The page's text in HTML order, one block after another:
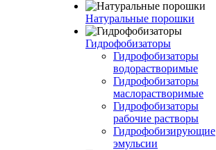
Натуральные порошки
Гидрофобизаторы
Гидрофобизаторы
водорастворимые
Гидрофобизаторы
маслорастворимые
Гидрофобизаторы
рабочие растворы
Гидрофобизирующие
эмульсии